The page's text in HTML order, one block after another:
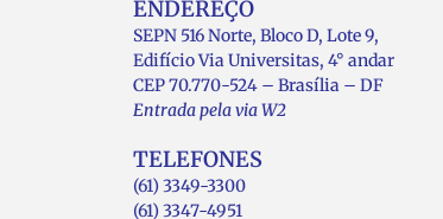
ENDEREÇO
SEPN 516 Norte, Bloco D, Lote 9,
Edifício Via Universitas, 4° andar
CEP 70.770-524 – Brasília – DF
Entrada pela via W2
TELEFONES
(61) 3349-3300
(61) 3347-4951